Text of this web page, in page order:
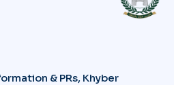
& PRs, Khyber